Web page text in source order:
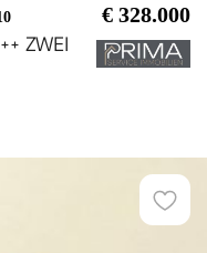
€ 328.000
ZWEI